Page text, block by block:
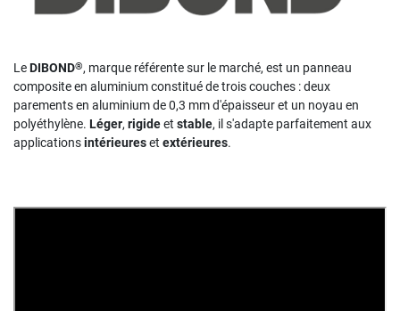
LeDIBOND®, marque référente sur le marché, est un panneau
composite en aluminium constitué de trois couches : deux
parements en aluminium de 0,3 mm d'épaisseur et un noyau en
polyéthylène. Léger, rigideet stable, il s'adapte parfaitement aux
applicationsintérieureset extérieures.